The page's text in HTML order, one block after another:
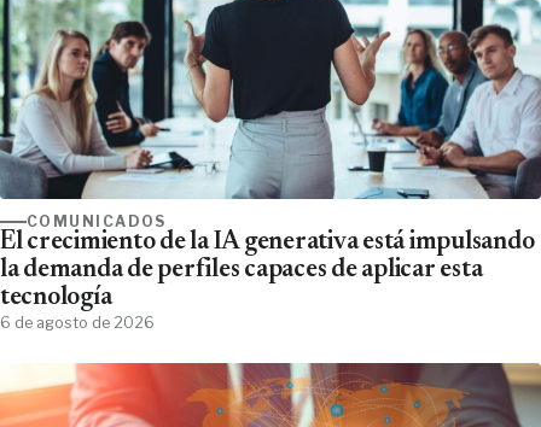
COMUNICADOS
El crecimiento de la IA generativa está impulsando
la demanda de perfiles capaces de aplicar esta
tecnología
6 de agosto de 2026